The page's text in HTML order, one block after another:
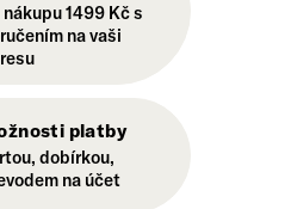
1499 Kč s
na vaši
platby
dobírkou,
na účet